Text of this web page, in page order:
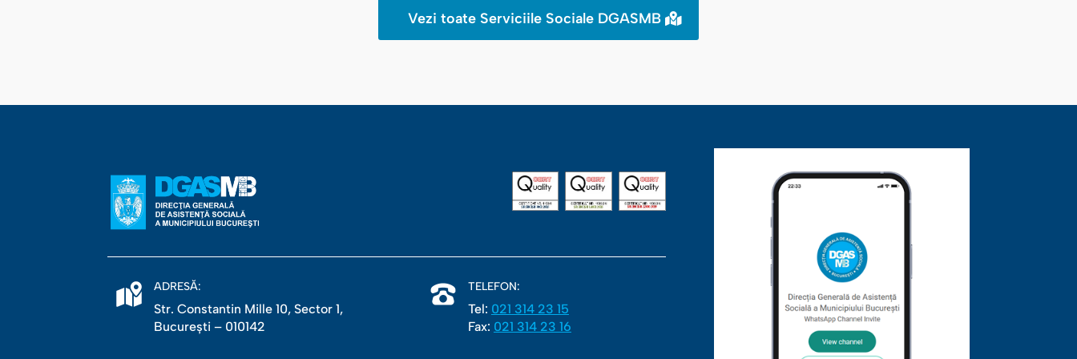
Vezi toate Serviciile Sociale DGASMB
ADRESĂ:
Str. Constantin Mille 10, Sector 1,
Bucureşti – 010142
TELEFON:
Tel: 021 314 23 15
Fax: 021 314 23 16